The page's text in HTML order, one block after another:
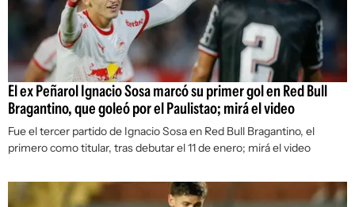
El ex Peñarol Ignacio Sosa marcó su primer gol en Red Bull
Bragantino, que goleó por el Paulistao; mirá el video
Fue el tercer partido de Ignacio Sosa en Red Bull Bragantino, el
primero como titular, tras debutar el 11 de enero; mirá el video